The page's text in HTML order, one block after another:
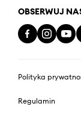
OBSERWUJ
Polityka
Regulamin